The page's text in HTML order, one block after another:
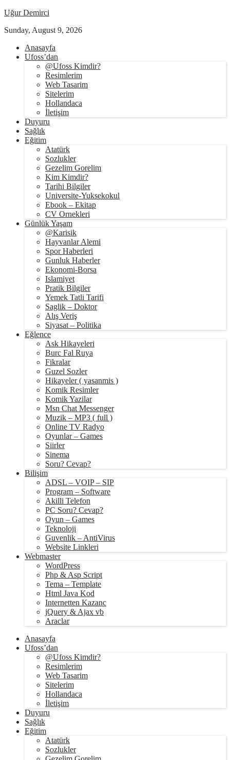
Uğur Demirci
Sunday, August 9, 2026
Anasayfa
Ufoss’dan
@Ufoss Kimdir?
Resimlerim
Web Tasarim
Sitelerim
Hollandaca
İletişim
Duyuru
Sağlık
Eğitim
Atatürk
Sozlukler
Gezelim Gorelim
Kim Kimdir?
Tarihi Bilgiler
Universite-Yuksekokul
Ebook – Ekitap
CV Ornekleri
Günlük Yaşam
@Karisik
Hayvanlar Alemi
Spor Haberleri
Gunluk Haberler
Ekonomi-Borsa
Islamiyet
Pratik Bilgiler
Yemek Tatli Tarifi
Saglik – Doktor
Alış Veriş
Siyasat – Politika
Eğlence
Ask Hikayeleri
Burc Fal Ruya
Fikralar
Guzel Sozler
Hikayeler ( yasanmis )
Komik Resimler
Komik Yazilar
Msn Chat Messenger
Muzik – MP3 ( full )
Online TV Radyo
Oyunlar – Games
Siirler
Sinema
Soru? Cevap?
Bilişim
ADSL – VOIP – SIP
Program – Software
Akilli Telefon
PC Soru? Cevap?
Oyun – Games
Teknoloji
Guvenlik – AntiVirus
Website Linkleri
Webmaster
WordPress
Php & Asp Script
Tema – Template
Html Java Kod
Internetten Kazanc
jQuery & Ajax vb
Araclar
Anasayfa
Ufoss’dan
@Ufoss Kimdir?
Resimlerim
Web Tasarim
Sitelerim
Hollandaca
İletişim
Duyuru
Sağlık
Eğitim
Atatürk
Sozlukler